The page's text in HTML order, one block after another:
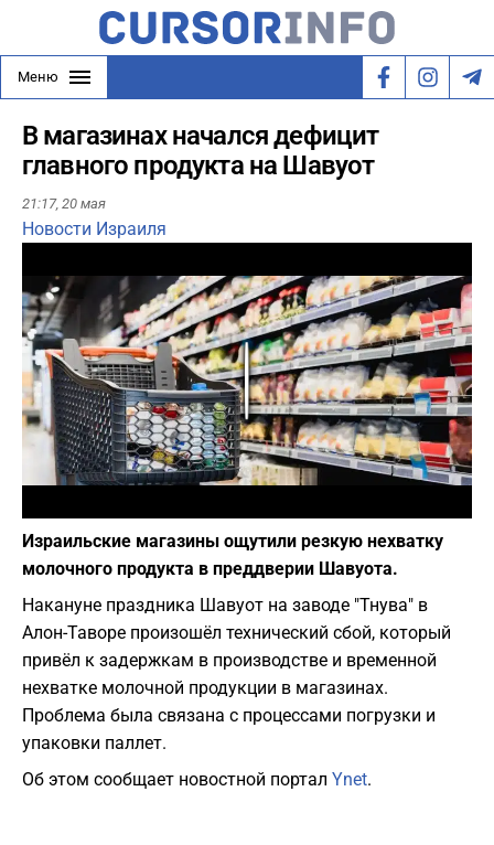
Меню
В магазинах начался дефицит
главного продукта на Шавуот
21:17, 20 мая
Новости Израиля
Play
Израильские магазины ощутили резкую нехватку
молочного продукта в преддверии Шавуота.
Накануне праздника Шавуот на заводе "Тнува" в
Алон-Таворе произошёл технический сбой, который
привёл к задержкам в производстве и временной
нехватке молочной продукции в магазинах.
Проблема была связана с процессами погрузки и
упаковки паллет.
Об этом сообщает новостной портал Ynet.